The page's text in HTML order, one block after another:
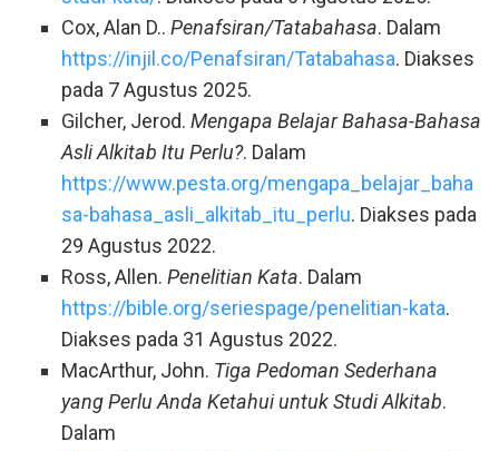
Cox, Alan D.. Penafsiran/Tatabahasa. Dalam
https://injil.co/Penafsiran/Tatabahasa. Diakses
pada 7 Agustus 2025.
Gilcher, Jerod. Mengapa Belajar Bahasa-Bahasa
Asli Alkitab Itu Perlu?. Dalam
https://www.pesta.org/mengapa_belajar_baha
sa-bahasa_asli_alkitab_itu_perlu. Diakses pada
29 Agustus 2022.
Ross, Allen. Penelitian Kata. Dalam
https://bible.org/seriespage/penelitian-kata.
Diakses pada 31 Agustus 2022.
MacArthur, John. Tiga Pedoman Sederhana
yang Perlu Anda Ketahui untuk Studi Alkitab.
Dalam